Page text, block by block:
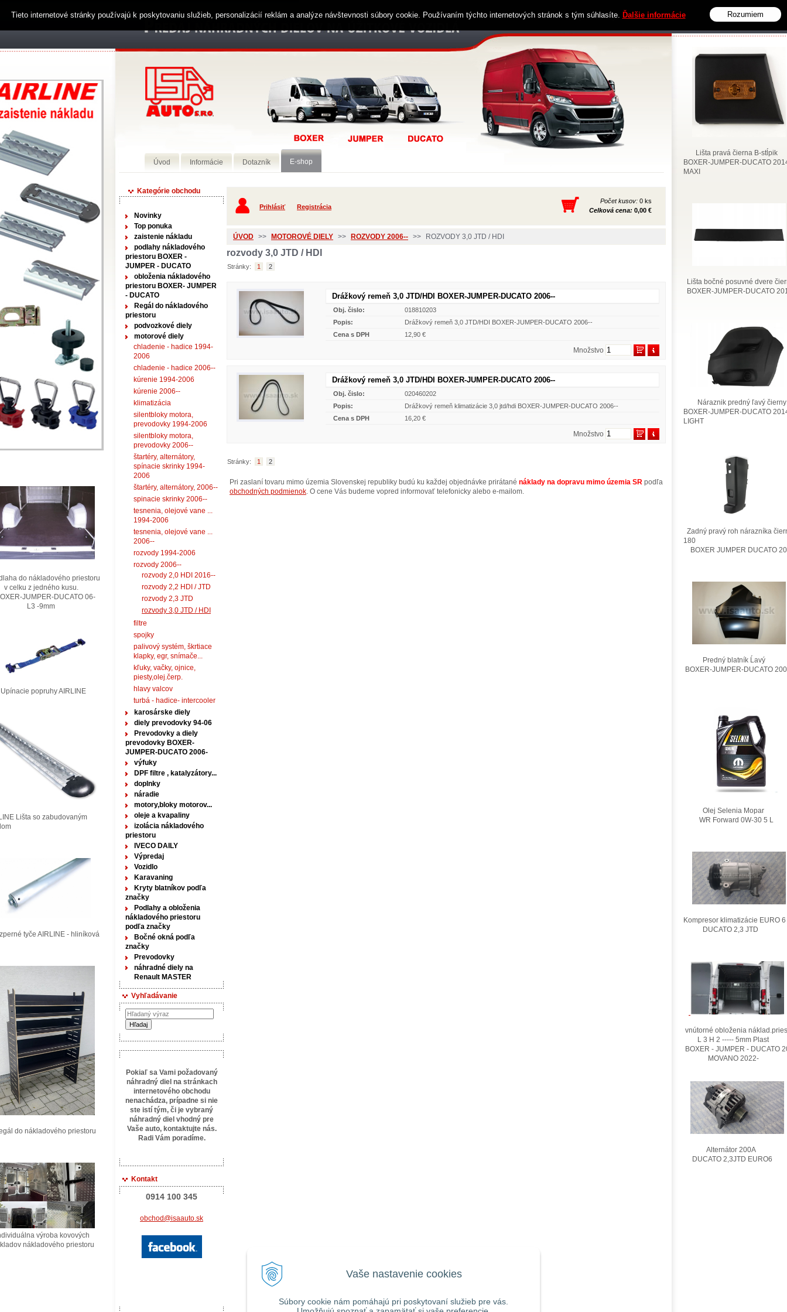
Vaše nastavenie cookies
Súbory cookie nám pomáhajú pri poskytovaní služieb pre vás.
Obchodné podmienky Kontakt
Kategórie obchodu
Novinky
Top ponuka
zaistenie nákladu
podlahy nákladového
priestoru BOXER -
JUMPER - DUCATO
obloženia nákladového
priestoru BOXER- JUMPER
- DUCATO
Regál do nákladového
priestoru
podvozkové diely
motorové diely
chladenie - hadice 1994-
2006
chladenie - hadice 2006--
kúrenie 1994-2006
kúrenie 2006--
klimatizácia
silentbloky motora,
prevodovky 1994-2006
silentbloky motora,
prevodovky 2006--
štartéry, alternátory,
spínacie skrinky 1994-
2006
štartéry, alternátory, 2006--
spinacie skrinky 2006--
tesnenia, olejové vane ...
1994-2006
tesnenia, olejové vane ...
2006--
rozvody 1994-2006
rozvody 2006--
rozvody 2,0 HDI 2016--
rozvody 2,2 HDI / JTD
rozvody 2,3 JTD
rozvody 3,0 JTD / HDI
filtre
spojky
palivový systém, škrtiace
klapky, egr, snímače...
kľuky, vačky, ojnice,
piesty,olej.čerp.
hlavy valcov
turbá - hadice- intercooler
karosárske diely
diely prevodovky 94-06
Prevodovky a diely
prevodovky BOXER-
JUMPER-DUCATO 2006-
výfuky
DPF filtre , katalyzátory...
doplnky
náradie
motory,bloky motorov...
oleje a kvapaliny
izolácia nákladového
priestoru
IVECO DAILY
Výpredaj
Vozidlo
Karavaning
Kryty blatníkov podľa
značky
Podlahy a obloženia
nákladového priestoru
podľa značky
Bočné okná podľa
značky
Prevodovky
náhradné diely na
Renault MASTER
Vyhľadávanie
Pokiaľ sa Vami požadovaný
náhradný diel na stránkach
internetového obchodu
nenachádza, prípadne si nie
ste istí tým, či je vybraný
náhradný diel vhodný pre
Vaše auto, kontaktujte nás.
Radi Vám poradíme.
Kontakt
0914 100 345
obchod@isaauto.sk
Prihlásiť Registrácia
Počet kusov: 0 ks
Celková cena: 0,00 €
ÚVOD >> MOTOROVÉ DIELY >> ROZVODY 2006-- >> ROZVODY 3,0 JTD / HDI
rozvody 3,0 JTD / HDI
Stránky: 1 2
Drážkový remeň 3,0 JTD/HDI BOXER-JUMPER-DUCATO 2006--
Obj. čislo:
018810203
Popis:
Drážkový remeň 3,0 JTD/HDI BOXER-JUMPER-DUCATO 2006--
Cena s DPH
12,90 €
Množstvo
Drážkový remeň 3,0 JTD/HDI BOXER-JUMPER-DUCATO 2006--
Obj. čislo:
020460202
Popis:
Drážkový remeň klimatizácie 3,0 jtd/hdi BOXER-JUMPER-DUCATO 2006--
Cena s DPH
16,20 €
Množstvo
Stránky: 1 2
Pri zaslaní tovaru mimo územia Slovenskej republiky budú ku každej objednávke prirátané náklady na dopravu mimo územia SR podľa
obchodných podmienok. O cene Vás budeme vopred informovať telefonicky alebo e-mailom.
Úvod Informácie Dotazník E-shop
do nákladového priestoru
z jedného kusu.
JUMPER-DUCATO 06-
-9mm
popruhy AIRLINE
Lišta so zabudovaným
tyče AIRLINE - hliníková
do nákladového priestoru
výroba kovových
nákladového priestoru
Lišta pravá čierna B-stĺpik
BOXER-JUMPER-DUCATO
MAXI
Lišta bočné posuvné dvere
BOXER-JUMPER-DUCATO
Náraznik predný ľavý čierny
BOXER-JUMPER-DUCATO
LIGHT
Zadný pravý roh nárazníka
180
BOXER JUMPER DUCATO
Predný blatník Ĺavý
BOXER-JUMPER-DUCATO
Olej Selenia Mopar
WR Forward 0W-30 5 L
Kompresor klimatizácie EURO 6
DUCATO 2,3 JTD
vnútorné obloženia
L 3 H 2 ----- 5mm Plast
BOXER - JUMPER - DUCATO
MOVANO 2022-
Alternátor 200A
DUCATO 2,3JTD EURO6
Tieto internetové stránky používajú k poskytovaniu služieb, personalizácií reklám a analýze návštevnosti súbory cookie. Používaním týchto internetových stránok s tým súhlasíte. Ďalšie informácie Rozumiem